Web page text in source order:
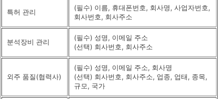
특허 관리
(필수) 이름, 휴대폰번호, 회사명, 사업자번호,
회사번호, 회사주소
분석장비 관리
(필수) 성명, 이메일 주소
(선택) 회사번호, 회사주소
외주 품질(협력사)
(필수) 성명, 이메일 주소, 회사명
(선택) 회사번호, 회사주소, 업종, 업태, 종목,
규모, 국가